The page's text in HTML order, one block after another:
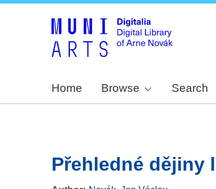
Home Browse Search
Přehledné dějiny